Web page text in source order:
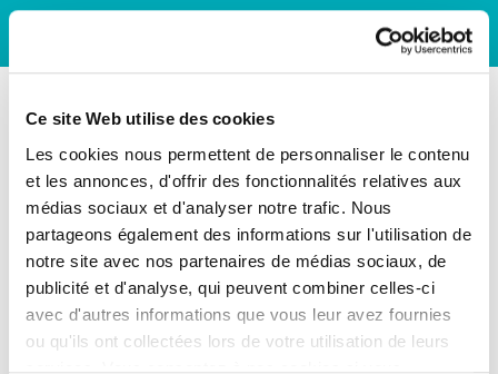
Ce site Web utilise des cookies
Les cookies nous permettent de personnaliser le contenu
et les annonces, d'offrir des fonctionnalités relatives aux
médias sociaux et d'analyser notre trafic. Nous
partageons également des informations sur l'utilisation de
notre site avec nos partenaires de médias sociaux, de
publicité et d'analyse, qui peuvent combiner celles-ci
avec d'autres informations que vous leur avez fournies
ou qu'ils ont collectées lors de votre utilisation de leurs